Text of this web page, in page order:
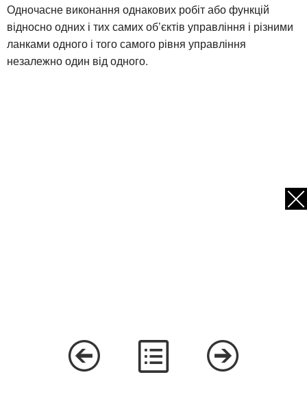
Одночасне виконання однакових робіт або функцій
відносно одних і тих самих об’єктів управління і різними
ланками одного і того самого рівня управління
незалежно один від одного.